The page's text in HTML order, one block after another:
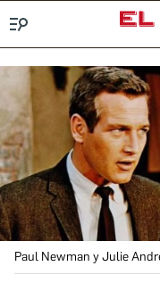
Paul Newman y Julie